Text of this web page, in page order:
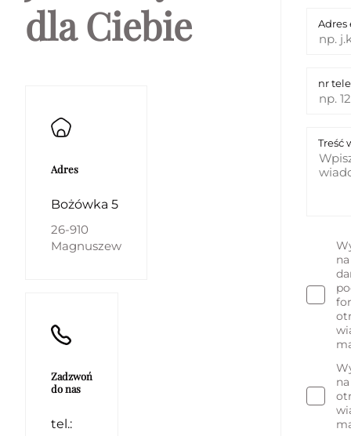
dla Ciebie
Adres
Bożówka 5
26-910
Magnuszew
Zadzwoń
do nas
tel.:
Adres
nr
Treść
na